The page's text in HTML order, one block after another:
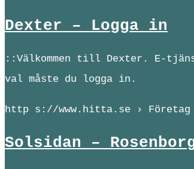
Dexter – Logga in
::Välkommen till Dexter. E-
val måste du logga in.
http s://www.hitta.se ›
Solsidan –